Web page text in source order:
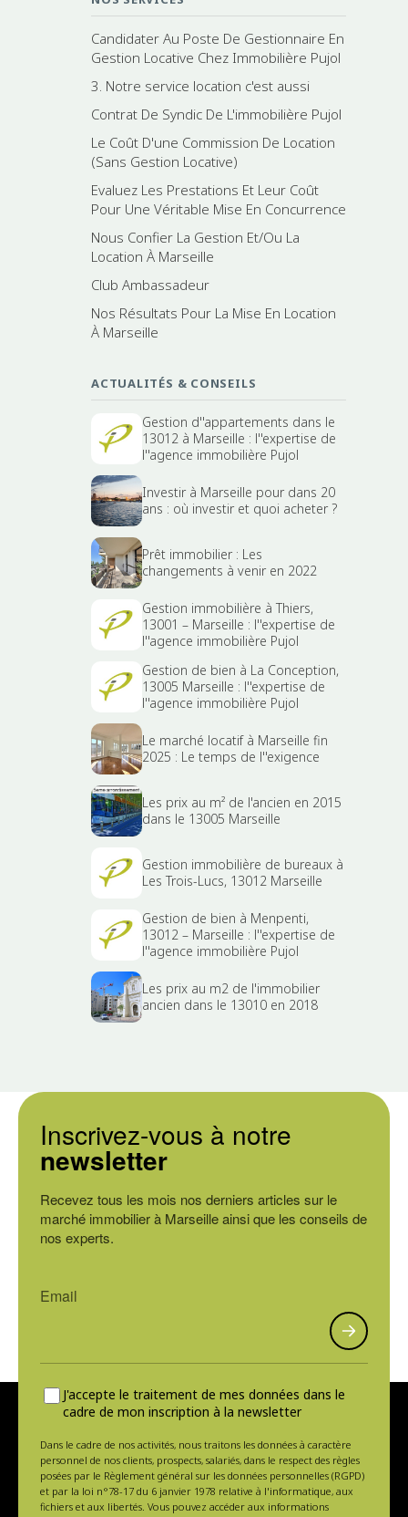
Candidater Au Poste De Gestionnaire En
Gestion Locative Chez Immobilière Pujol
3. Notre service location c'est aussi
Contrat De Syndic De L'immobilière Pujol
Le Coût D'une Commission De Location
(Sans Gestion Locative)
Evaluez Les Prestations Et Leur Coût
Pour Une Véritable Mise En Concurrence
Nous Confier La Gestion Et/Ou La
Location À Marseille
Club Ambassadeur
Nos Résultats Pour La Mise En Location
À Marseille
ACTUALITÉS & CONSEILS
Gestion d''appartements dans le
13012 à Marseille : l''expertise de
l''agence immobilière Pujol
Investir à Marseille pour dans 20
ans : où investir et quoi acheter ?
Prêt immobilier : Les
changements à venir en 2022
Gestion immobilière à Thiers,
13001 – Marseille : l''expertise de
l''agence immobilière Pujol
Gestion de bien à La Conception,
13005 Marseille : l''expertise de
l''agence immobilière Pujol
Le marché locatif à Marseille fin
2025 : Le temps de l''exigence
Les prix au m² de l'ancien en 2015
dans le 13005 Marseille
Gestion immobilière de bureaux à
Les Trois-Lucs, 13012 Marseille
Gestion de bien à Menpenti,
13012 – Marseille : l''expertise de
l''agence immobilière Pujol
Les prix au m2 de l'immobilier
ancien dans le 13010 en 2018
Inscrivez-vous à notre
newsletter
Recevez tous les mois nos derniers articles sur le
marché immobilier à Marseille ainsi que les conseils de
nos experts.
J'accepte le traitement de mes données dans le
cadre de mon inscription à la newsletter
Dans le cadre de nos activités, nous traitons les données à caractère
personnel de nos clients, prospects, salariés, dans le respect des règles
posées par le Règlement général sur les données personnelles (RGPD)
et par la loi n°78-17 du 6 janvier 1978 relative à l'informatique, aux
fichiers et aux libertés. Vous pouvez accéder aux informations